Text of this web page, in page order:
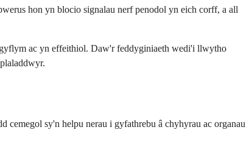
hon yn blocio signalau nerf penodol yn eich corff, a all
ac yn effeithiol. Daw'r feddyginiaeth wedi'i llwytho
sy'n helpu nerau i gyfathrebu â chyhyrau ac organau